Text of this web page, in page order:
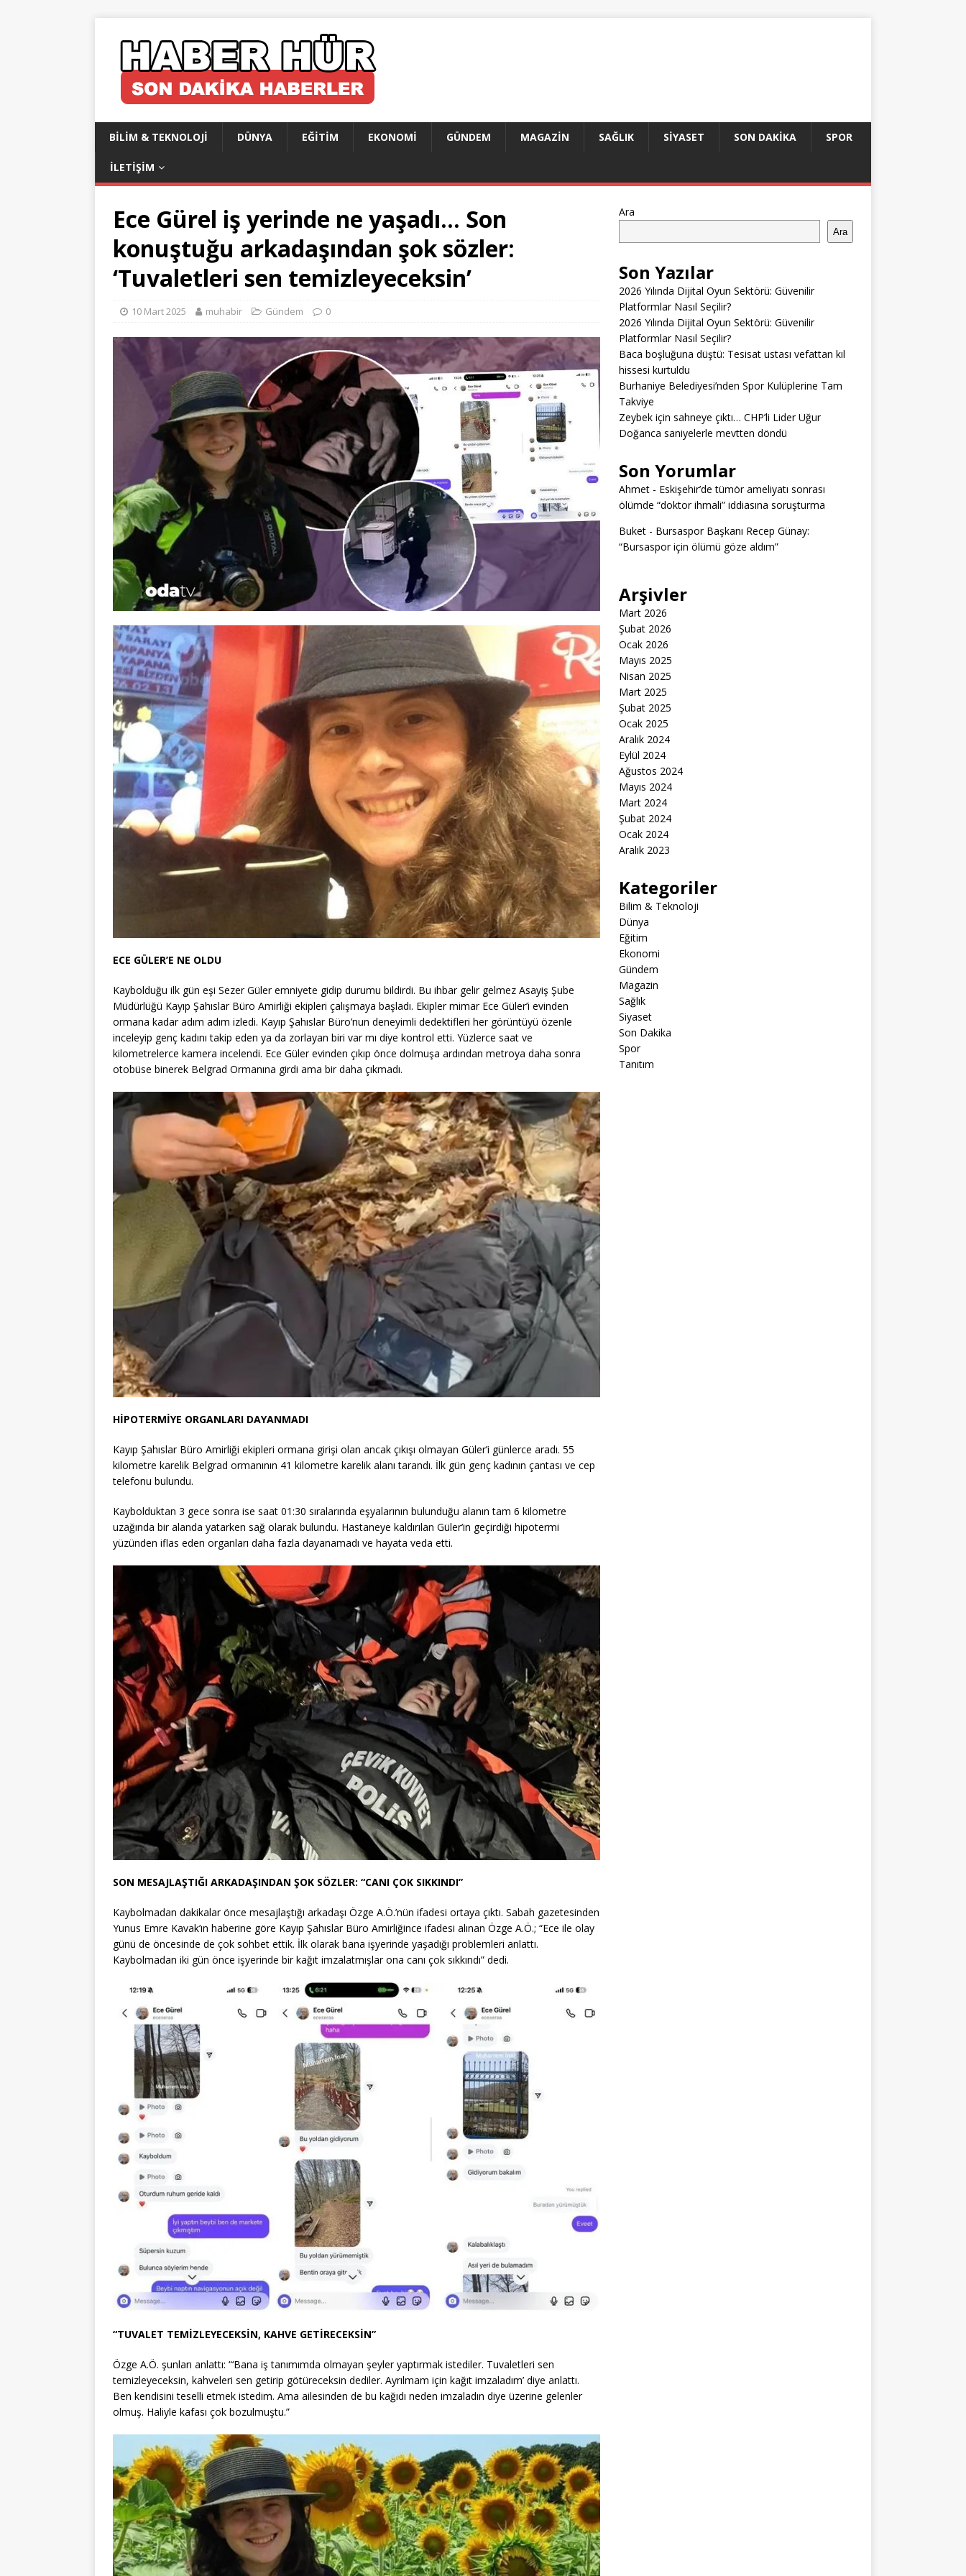
BILIM & TEKNOLOJI DÜNYA EĞITIM EKONOMI GÜNDEM MAGAZIN SAĞLIK SIYASET SON DAKIKA SPOR
İLETIŞIM
Ece Gürel iş yerinde ne yaşadı… Son
konuştuğu arkadaşından şok sözler:
‘Tuvaletleri sen temizleyeceksin’
10 Mart 2025 muhabir Gündem 0
ECE GÜLER’E NE OLDU
Kaybolduğu ilk gün eşi Sezer Güler emniyete gidip durumu bildirdi. Bu ihbar gelir gelmez Asayiş Şube
Müdürlüğü Kayıp Şahıslar Büro Amirliği ekipleri çalışmaya başladı. Ekipler mimar Ece Güler’i evinden
ormana kadar adım adım izledi. Kayıp Şahıslar Büro’nun deneyimli dedektifleri her görüntüyü özenle
inceleyip genç kadını takip eden ya da zorlayan biri var mı diye kontrol etti. Yüzlerce saat ve
kilometrelerce kamera incelendi. Ece Güler evinden çıkıp önce dolmuşa ardından metroya daha sonra
otobüse binerek Belgrad Ormanına girdi ama bir daha çıkmadı.
HİPOTERMİYE ORGANLARI DAYANMADI
Kayıp Şahıslar Büro Amirliği ekipleri ormana girişi olan ancak çıkışı olmayan Güler’i günlerce aradı. 55
kilometre karelik Belgrad ormanının 41 kilometre karelik alanı tarandı. İlk gün genç kadının çantası ve cep
telefonu bulundu.
Kaybolduktan 3 gece sonra ise saat 01:30 sıralarında eşyalarının bulunduğu alanın tam 6 kilometre
uzağında bir alanda yatarken sağ olarak bulundu. Hastaneye kaldırılan Güler’in geçirdiği hipotermi
yüzünden iflas eden organları daha fazla dayanamadı ve hayata veda etti.
SON MESAJLAŞTIĞI ARKADAŞINDAN ŞOK SÖZLER: “CANI ÇOK SIKKINDI”
Kaybolmadan dakikalar önce mesajlaştığı arkadaşı Özge A.Ö.’nün ifadesi ortaya çıktı. Sabah gazetesinden
Yunus Emre Kavak’ın haberine göre Kayıp Şahıslar Büro Amirliğince ifadesi alınan Özge A.Ö.; “Ece ile olay
günü de öncesinde de çok sohbet ettik. İlk olarak bana işyerinde yaşadığı problemleri anlattı.
Kaybolmadan iki gün önce işyerinde bir kağıt imzalatmışlar ona canı çok sıkkındı” dedi.
“TUVALET TEMİZLEYECEKSİN, KAHVE GETİRECEKSİN”
Özge A.Ö. şunları anlattı: “‘Bana iş tanımımda olmayan şeyler yaptırmak istediler. Tuvaletleri sen
temizleyeceksin, kahveleri sen getirip götüreceksin dediler. Ayrılmam için kağıt imzaladım’ diye anlattı.
Ben kendisini teselli etmek istedim. Ama ailesinden de bu kağıdı neden imzaladın diye üzerine gelenler
olmuş. Haliyle kafası çok bozulmuştu.”
Ara
Ara
Son Yazılar
2026 Yılında Dijital Oyun Sektörü: Güvenilir
Platformlar Nasıl Seçilir?
2026 Yılında Dijital Oyun Sektörü: Güvenilir
Platformlar Nasıl Seçilir?
Baca boşluğuna düştü: Tesisat ustası vefattan kıl
hissesi kurtuldu
Burhaniye Belediyesi’nden Spor Kulüplerine Tam
Takviye
Zeybek için sahneye çıktı… CHP’li Lider Uğur
Doğanca saniyelerle mevtten döndü
Son Yorumlar
Ahmet- Eskişehir’de tümör ameliyatı sonrası
ölümde “doktor ihmali” iddiasına soruşturma
Buket- Bursaspor Başkanı Recep Günay:
“Bursaspor için ölümü göze aldım”
Arşivler
Mart 2026
Şubat 2026
Ocak 2026
Mayıs 2025
Nisan 2025
Mart 2025
Şubat 2025
Ocak 2025
Aralık 2024
Eylül 2024
Ağustos 2024
Mayıs 2024
Mart 2024
Şubat 2024
Ocak 2024
Aralık 2023
Kategoriler
Bilim & Teknoloji
Dünya
Eğitim
Ekonomi
Gündem
Magazin
Sağlık
Siyaset
Son Dakika
Spor
Tanıtım